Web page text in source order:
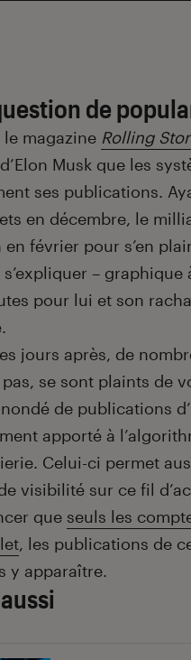
de
le magazine Rolling
Musk que les
ses publications.
en décembre, le
en février pour s’en
– graphique
pour lui et son
jours après, de
se sont plaints de
de publications
apporté à
Celui-ci permet
visibilité sur ce fil
que seuls les
, les publications de
y apparaître.